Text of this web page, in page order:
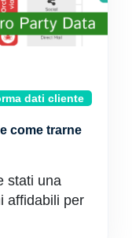
dati cliente
come trarne
stati una
affidabili per